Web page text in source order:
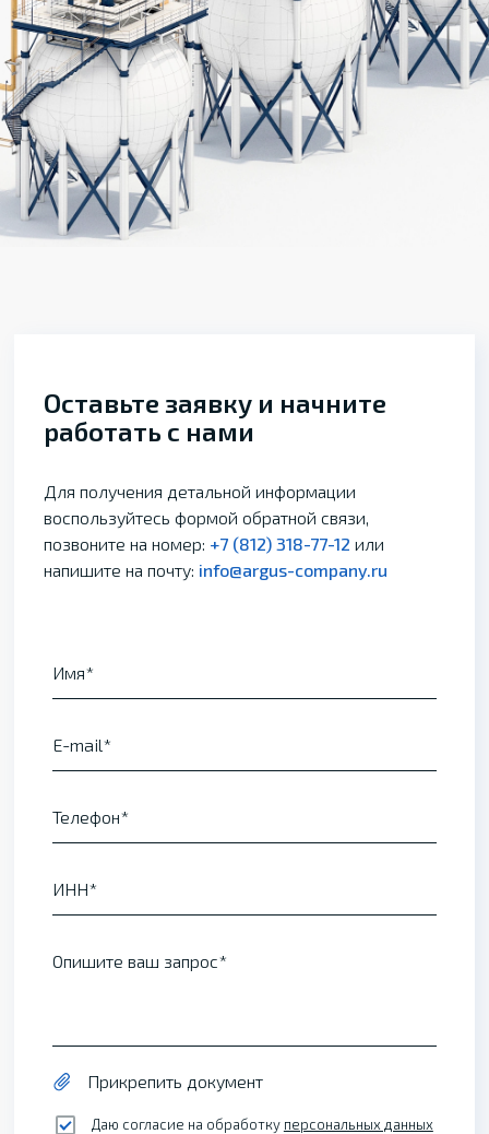
Оставьте заявку и начните
работать с нами
Для получения детальной информации
воспользуйтесь формой обратной связи,
позвоните на номер: +7 (812) 318-77-12 или
напишите на почту: info@argus-company.ru
Имя
E-mail
Телефон
ИНН
Опишите ваш запрос
Прикрепить документ
Даю согласие на обработку персональных данных